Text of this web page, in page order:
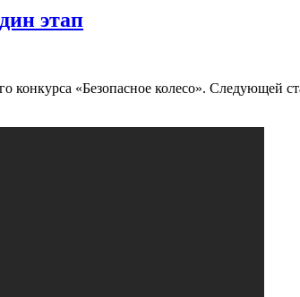
этап
«Безопасное колесо». Следующей